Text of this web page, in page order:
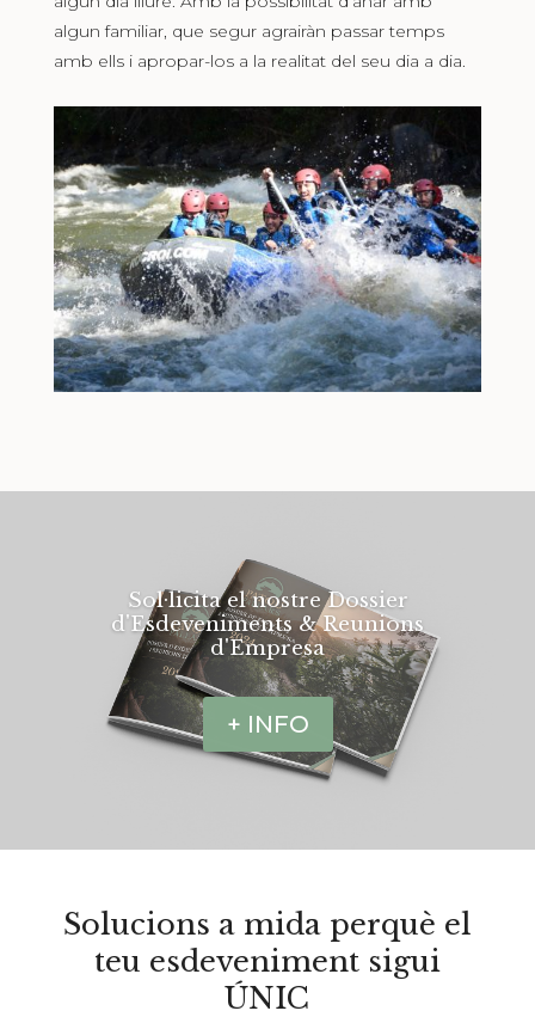
algun familiar, que segur agrairàn passar temps
amb ells i apropar-los a la realitat del seu dia a dia.
Sol·licita el nostre Dossier
d'Esdeveniments & Reunions
d'Empresa
+ INFO
Solucions a mida perquè el
teu esdeveniment sigui
ÚNIC